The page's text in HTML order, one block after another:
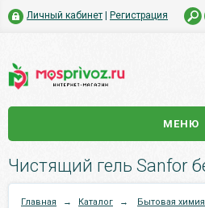
Личный кабинет Регистрация
МЕНЮ
Главная → Каталог → Бытовая химия